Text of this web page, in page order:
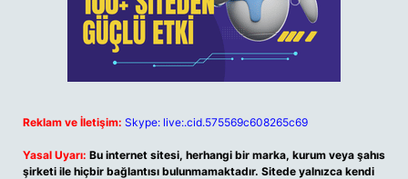
Reklam ve İletişim: Skype: live:.cid.575569c608265c69
Yasal Uyarı: Bu internet sitesi, herhangi bir marka, kurum veya şahıs
şirketi ile hiçbir bağlantısı bulunmamaktadır. Sitede yalnızca kendi